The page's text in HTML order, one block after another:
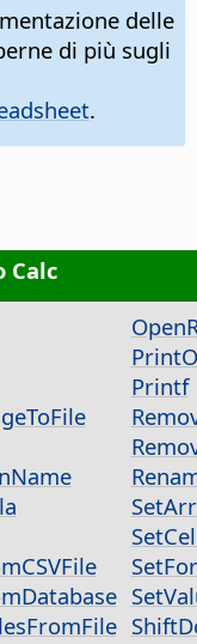
delle
di più sugli
.
Calc
Printf